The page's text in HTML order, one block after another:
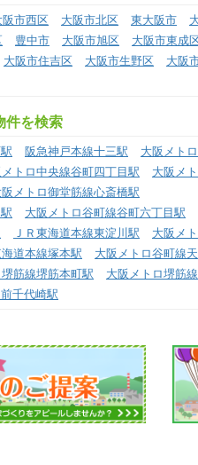
阪市西区 大阪市北区 東大阪市
豊中市 大阪市旭区 大阪市東成
大阪市住吉区 大阪市生野区
大阪
件を検索
阪急神戸本線十三駅
大阪メト
トロ中央線谷町四丁目駅
大阪メ
阪メトロ御堂筋線心斎橋駅
大阪メトロ谷町線谷町六丁目駅
ＪＲ東海道本線東淀川駅
大阪メ
海道本線塚本駅
大阪メトロ谷町線
筋線堺筋本町駅
大阪メトロ堺筋
千代崎駅